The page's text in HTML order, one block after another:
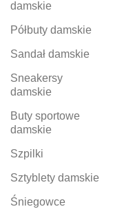
damskie
Półbuty damskie
Sandał damskie
Sneakersy
damskie
Buty sportowe
damskie
Szpilki
Sztyblety damskie
Śniegowce